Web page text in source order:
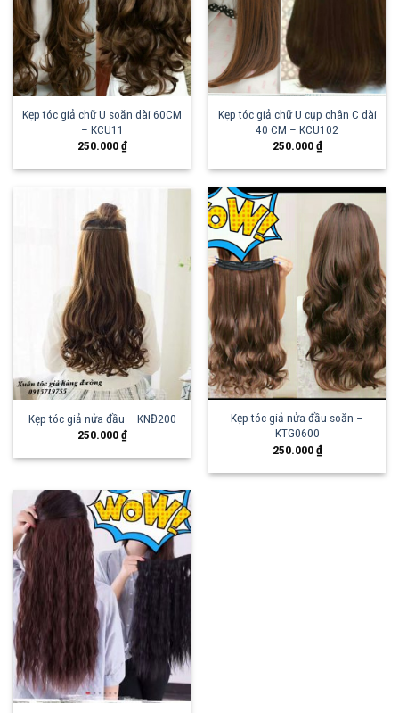
Kẹp tóc giả chữ U soăn dài 60CM
– KCU11
250.000₫
Kẹp tóc giả chữ U cụp chân C dài
40 CM – KCU102
250.000₫
Kẹp tóc giả nửa đầu – KNĐ200
250.000₫
Kẹp tóc giả nửa đầu soăn –
KTG0600
250.000₫